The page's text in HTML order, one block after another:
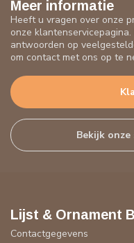
Meer informatie
Heeft u vragen over onze
onze
antwoorden op
om contact met ons op te
Bekijk
Lijst & Ornament
Contactgegevens